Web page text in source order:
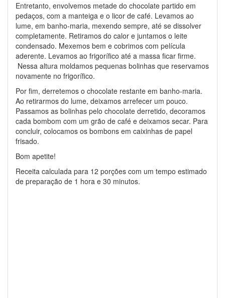
Entretanto, envolvemos metade do chocolate partido em
pedaços, com a manteiga e o licor de café. Levamos ao
lume, em banho-maria, mexendo sempre, até se dissolver
completamente. Retiramos do calor e juntamos o leite
condensado. Mexemos bem e cobrimos com película
aderente. Levamos ao frigorífico até a massa ficar firme.
Nessa altura moldamos pequenas bolinhas que reservamos
novamente no frigorífico.
Por fim, derretemos o chocolate restante em banho-maria.
Ao retirarmos do lume, deixamos arrefecer um pouco.
Passamos as bolinhas pelo chocolate derretido, decoramos
cada bombom com um grão de café e deixamos secar. Para
concluir, colocamos os bombons em caixinhas de papel
frisado.
Bom apetite!
Receita calculada para 12 porções com um tempo estimado
de preparação de 1 hora e 30 minutos.